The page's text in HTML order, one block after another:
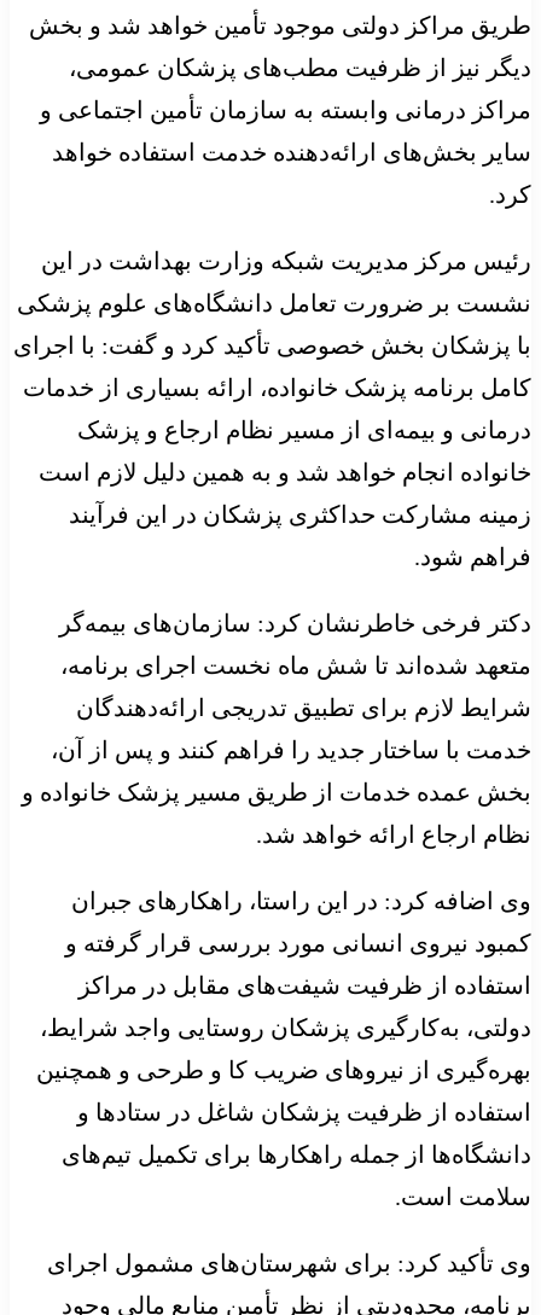
طریق مراکز دولتی موجود تأمین خواهد شد و بخش
دیگر نیز از ظرفیت مطب‌های پزشکان عمومی،
مراکز درمانی وابسته به سازمان تأمین اجتماعی و
سایر بخش‌های ارائه‌دهنده خدمت استفاده خواهد
کرد.
رئیس مرکز مدیریت شبکه وزارت بهداشت در این
نشست بر ضرورت تعامل دانشگاه‌های علوم پزشکی
با پزشکان بخش خصوصی تأکید کرد و گفت: با اجرای
کامل برنامه پزشک خانواده، ارائه بسیاری از خدمات
درمانی و بیمه‌ای از مسیر نظام ارجاع و پزشک
خانواده انجام خواهد شد و به همین دلیل لازم است
زمینه مشارکت حداکثری پزشکان در این فرآیند
فراهم شود.
دکتر فرخی خاطرنشان کرد: سازمان‌های بیمه‌گر
متعهد شده‌اند تا شش ماه نخست اجرای برنامه،
شرایط لازم برای تطبیق تدریجی ارائه‌دهندگان
خدمت با ساختار جدید را فراهم کنند و پس از آن،
بخش عمده خدمات از طریق مسیر پزشک خانواده و
نظام ارجاع ارائه خواهد شد.
وی اضافه کرد: در این راستا، راهکارهای جبران
کمبود نیروی انسانی مورد بررسی قرار گرفته و
استفاده از ظرفیت شیفت‌های مقابل در مراکز
دولتی، به‌کارگیری پزشکان روستایی واجد شرایط،
بهره‌گیری از نیروهای ضریب کا و طرحی و همچنین
استفاده از ظرفیت پزشکان شاغل در ستادها و
دانشگاه‌ها از جمله راهکارها برای تکمیل تیم‌های
سلامت است.
وی تأکید کرد: برای شهرستان‌های مشمول اجرای
برنامه، محدودیتی از نظر تأمین منابع مالی وجود